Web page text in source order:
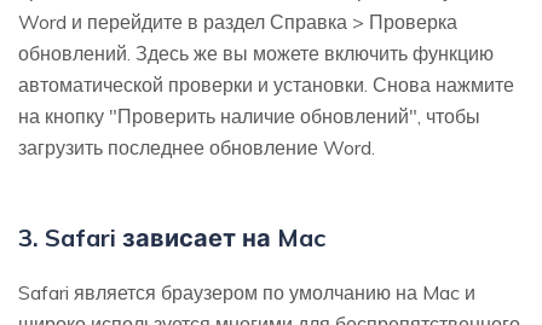
Word и перейдите в раздел Справка > Проверка
обновлений. Здесь же вы можете включить функцию
автоматической проверки и установки. Снова нажмите
на кнопку "Проверить наличие обновлений", чтобы
загрузить последнее обновление Word.
3. Safari зависает на Mac
Safari является браузером по умолчанию на Mac и